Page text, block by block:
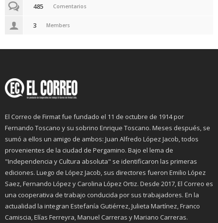
485 Comentarios
3 Members
El Correo de Firmat fue fundado el 11 de octubre de 1914 por
Fernando Toscano y su sobrino Enrique Toscano. Meses después, se
sumó a ellos un amigo de ambos: Juan Alfredo López Jacob, todos
provenientes de la ciudad de Pergamino. Bajo el lema de
"Independencia y Cultura absoluta" se identificaron las primeras
ediciones. Luego de López Jacob, sus directores fueron Emilio López
Saez, Fernando López y Carolina López Ortiz. Desde 2017, El Correo es
una cooperativa de trabajo conducida por sus trabajadores. En la
actualidad la integran Estefanía Gutiérrez, Julieta Martínez, Franco
Camiscia, Elías Ferreyra, Manuel Carreras y Mariano Carreras.